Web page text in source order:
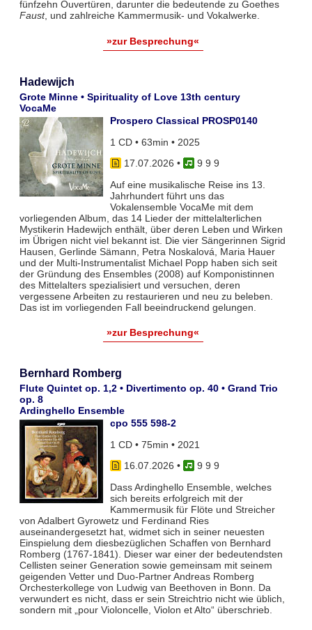
fünfzehn Ouvertüren, darunter die bedeutende zu Goethes
Faust, und zahlreiche Kammermusik- und Vokalwerke.
»zur Besprechung«
Hadewijch
Grote Minne • Spirituality of Love 13th century
VocaMe
Prospero Classical PROSP0140
1 CD • 63min • 2025
17.07.2026 •
9 9 9
Auf eine musikalische Reise ins 13.
Jahrhundert führt uns das
Vokalensemble VocaMe mit dem
vorliegenden Album, das 14 Lieder der mittelalterlichen
Mystikerin Hadewijch enthält, über deren Leben und Wirken
im Übrigen nicht viel bekannt ist. Die vier Sängerinnen Sigrid
Hausen, Gerlinde Sämann, Petra Noskalová, Maria Hauer
und der Multi-Instrumentalist Michael Popp haben sich seit
der Gründung des Ensembles (2008) auf Komponistinnen
des Mittelalters spezialisiert und versuchen, deren
vergessene Arbeiten zu restaurieren und neu zu beleben.
Das ist im vorliegenden Fall beeindruckend gelungen.
»zur Besprechung«
Bernhard Romberg
Flute Quintet op. 1,2 • Divertimento op. 40 • Grand Trio
op. 8
Ardinghello Ensemble
cpo 555 598-2
1 CD • 75min • 2021
16.07.2026 •
9 9 9
Dass Ardinghello Ensemble, welches
sich bereits erfolgreich mit der
Kammermusik für Flöte und Streicher
von Adalbert Gyrowetz und Ferdinand Ries
auseinandergesetzt hat, widmet sich in seiner neuesten
Einspielung dem diesbezüglichen Schaffen von Bernhard
Romberg (1767-1841). Dieser war einer der bedeutendsten
Cellisten seiner Generation sowie gemeinsam mit seinem
geigenden Vetter und Duo-Partner Andreas Romberg
Orchesterkollege von Ludwig van Beethoven in Bonn. Da
verwundert es nicht, dass er sein Streichtrio nicht wie üblich,
sondern mit „pour Violoncelle, Violon et Alto“ überschrieb.